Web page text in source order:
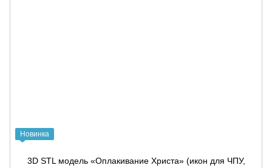
Новинка
3D STL модель «Оплакивание Христа» (икон для ЧПУ,